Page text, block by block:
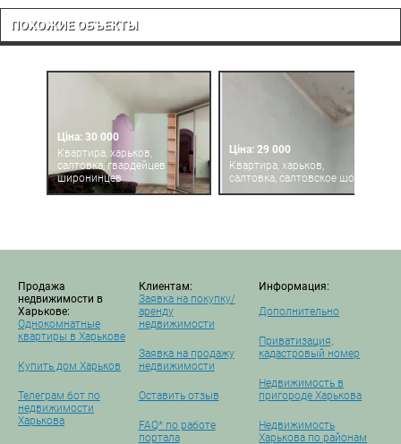
ПОХОЖИЕ ОБЪЕКТЫ
Ціна: 30 000
Квартира, харьков,
салтовка, гвардейцев
широнинцев
Ціна: 29 000
Квартира, харьков,
салтовка, салтовское шоссе
Продажа
недвижимости в
Харькове:
Однокомнатные
квартиры в Харькове
Купить дом Харьков
Телеграм бот по
недвижимости
Харькова
Клиентам:
Заявка на покупку/
аренду
недвижимости
Заявка на продажу
недвижимости
Оставить отзыв
FAQ* по работе
портала
Информация:
Дополнительно
Приватизация,
кадастровый номер
Недвижимость в
пригороде Харькова
Недвижимость
Харькова по районам